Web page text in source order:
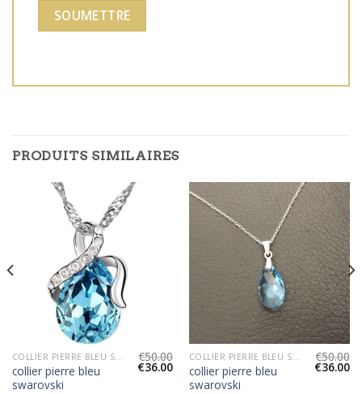
PRODUITS SIMILAIRES
COLLIER PIERRE BLEU SWAROVSKI
collier pierre bleu
swarovski
€50.00
€36.00
COLLIER PIERRE BLEU SWAROVSKI
collier pierre bleu
swarovski
€50.00
€36.00